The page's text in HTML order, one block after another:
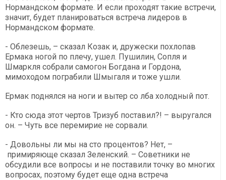
Нормандском формате. И если проходят такие встречи,
значит, будет планироваться встреча лидеров в
Нормандском формате.
- Облезешь, – сказал Козак и, дружески похлопав
Ермака ногой по плечу, ушел. Пушилин, Сопля и
Шмаркля собрали самогон Богдана и Гордона,
мимоходом пограбили Шмыгаля и тоже ушли.
Ермак поднялся на ноги и вытер со лба холодный пот.
- Кто сюда этот чертов Тризуб поставил?! – выругался
он. – Чуть все перемирие не сорвали.
- Довольны ли мы на сто процентов? Нет, –
примиряюще сказал Зеленский. – Советники не
обсудили все вопросы и не поставили точку во многих
вопросах, поэтому будет еще одна встреча